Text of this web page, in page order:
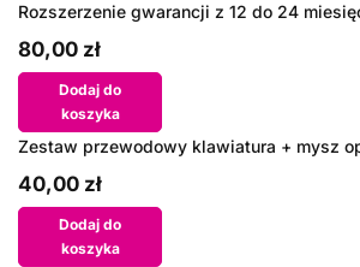
Rozszerzenie gwarancji z 12 do 24
80,00 zł
Dodaj do
koszyka
Zestaw przewodowy klawiatura + mysz
40,00 zł
Dodaj do
koszyka